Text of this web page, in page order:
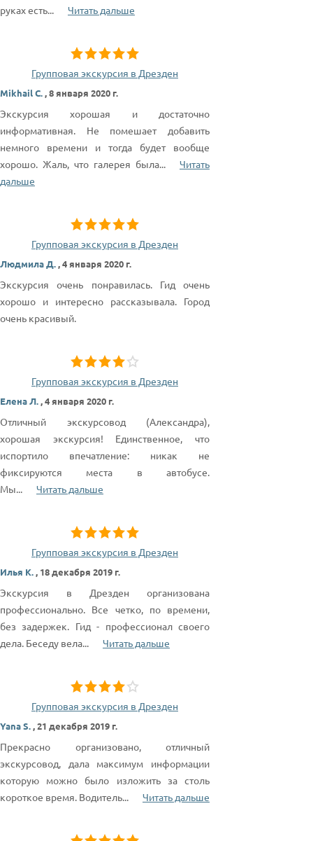
руках есть... Читать дальше
Групповая экскурсия в Дрезден
Mikhail C.,8 января 2020 г.
Экскурсия хорошая и достаточно
информативная. Не помешает добавить
немного времени и тогда будет вообще
хорошо. Жаль, что галерея была...
Читать
дальше
Групповая экскурсия в Дрезден
Людмила Д.,4 января 2020 г.
Экскурсия очень понравилась. Гид очень
хорошо и интересно рассказывала. Город
очень красивый.
Групповая экскурсия в Дрезден
Елена Л.,4 января 2020 г.
Отличный экскурсовод (Александра),
хорошая экскурсия! Единственное, что
испортило впечатление: никак не
фиксируются места в автобусе.
Мы... Читать дальше
Групповая экскурсия в Дрезден
Илья К., 18 декабря 2019 г.
Экскурсия в Дрезден организована
профессионально. Все четко, по времени,
без задержек. Гид - профессионал своего
дела. Беседу вела... Читать дальше
Групповая экскурсия в Дрезден
Yana S.,21 декабря 2019 г.
Прекрасно организовано, отличный
экскурсовод, дала максимум информации
которую можно было изложить за столь
короткое время. Водитель... Читать дальше